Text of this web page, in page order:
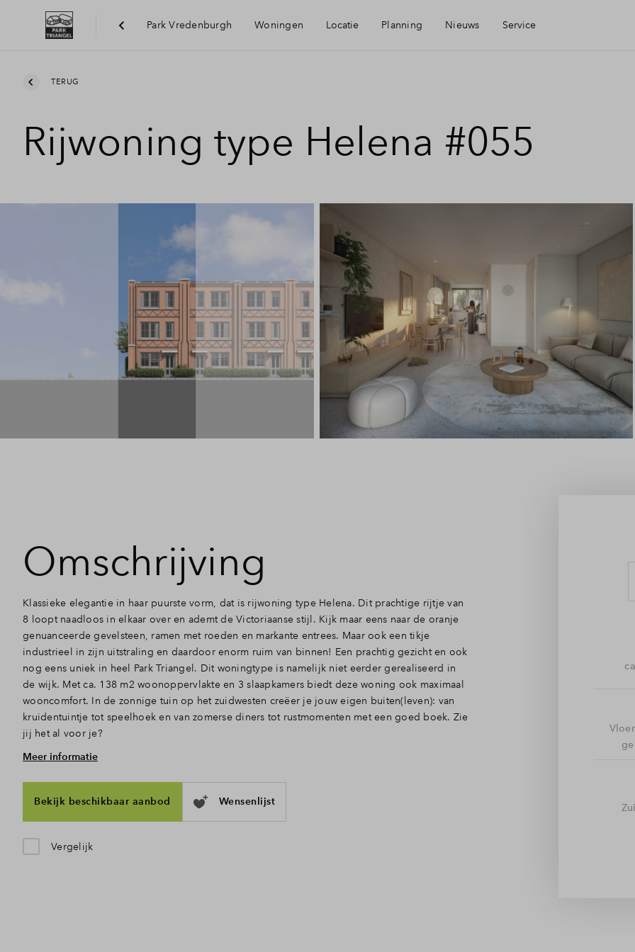
Park Vredenburgh Woningen Locatie
Voorzieningen
Planning Nieuws Service
Financiele check
Leeswijzer
Veelgestelde vragen
Contact
TERUG
Rijwoning type Helena #055
Omschrijving
Klassieke elegantie in haar puurste vorm, dat is rijwoning type Helena. Dit prachtige rijtje van
8 loopt naadloos in elkaar over en ademt de Victoriaanse stijl. Kijk maar eens naar de oranje
genuanceerde gevelsteen, ramen met roeden en markante entrees. Maar ook een tikje
industrieel in zijn uitstraling en daardoor enorm ruim van binnen! Een prachtig gezicht en ook
nog eens uniek in heel Park Triangel. Dit woningtype is namelijk niet eerder gerealiseerd in
de wijk. Met ca. 138 m2 woonoppervlakte en 3 slaapkamers biedt deze woning ook maximaal
wooncomfort. In de zonnige tuin op het zuidwesten creëer je jouw eigen buiten(leven): van
kruidentuintje tot speelhoek en van zomerse diners tot rustmomenten met een goed boek. Zie
jij het al voor je?
Binnen en buiten in verbinding
naar het woongedeelte, waar het daglicht door de hoge ramen en deuren rijkelijk
binnenstroomt. De open indeling is ook perfect, zo zijn koken, eten en wonen gezellig met
elkaar verbonden. Achterin, waar plek is voor een gezellige zithoek, zet je ‘s zomers de
tuindeuren lekker open naar de achtertuin.
Meer informatie
Bekijk beschikbaar aanbod Wensenlijst
Vergelijk